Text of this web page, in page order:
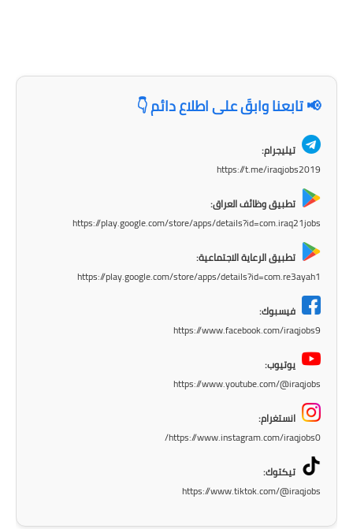
العامة
📢 تابعنا وابقَ على اطلاع دائم 👇
تيليجرام:
https://t.me/iraqjobs2019
تطبيق وظائف العراق:
https://play.google.com/store/apps/details?id=com.iraq21jobs
تطبيق الرعاية الاجتماعية:
https://play.google.com/store/apps/details?id=com.re3ayah1
فيسبوك:
https://www.facebook.com/iraqjobs9
يوتيوب:
https://www.youtube.com/@iraqjobs
انستغرام:
https://www.instagram.com/iraqjobs0/
تيكتوك:
https://www.tiktok.com/@iraqjobs